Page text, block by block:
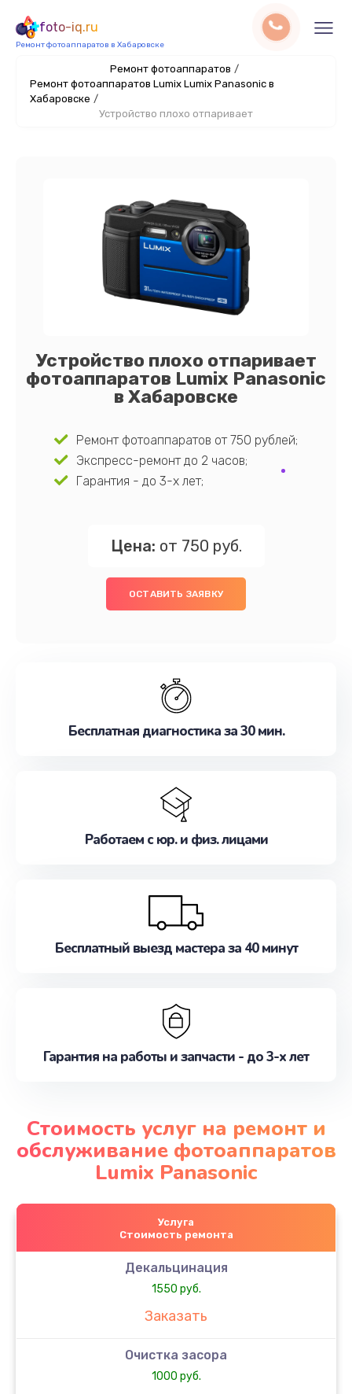
foto-iq.ru
Ремонт фотоаппаратов в Хабаровске
Ремонт фотоаппаратов /
Ремонт фотоаппаратов Lumix Lumix Panasonic в
Хабаровске /
Устройство плохо отпаривает
Устройство плохо отпаривает
фотоаппаратов Lumix Panasonic
в Хабаровске
Ремонт фотоаппаратов от 750 рублей;
Экспресс-ремонт до 2 часов;
Гарантия - до 3-х лет;
Цена: от 750 руб.
ОСТАВИТЬ ЗАЯВКУ
Бесплатная диагностика за 30 мин.
Работаем с юр. и физ. лицами
Бесплатный выезд мастера за 40 минут
Гарантия на работы и запчасти - до 3-х лет
Стоимость услуг на ремонт и
обслуживание фотоаппаратов
Lumix Panasonic
Услуга
Стоимость ремонта
Декальцинация
1550 руб.
Заказать
Очистка засора
1000 руб.